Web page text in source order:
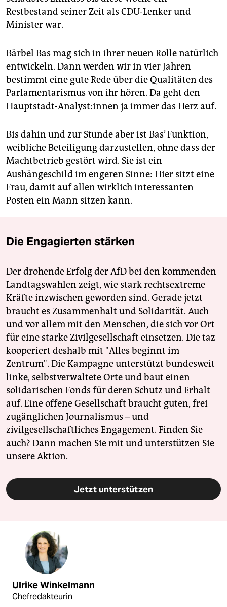
Restbestand seiner Zeit als CDU-Lenker und
Minister war.
Bärbel Bas mag sich in ihrer neuen Rolle natürlich
entwickeln. Dann werden wir in vier Jahren
bestimmt eine gute Rede über die Qualitäten des
Parlamentarismus von ihr hören. Da geht den
Hauptstadt-Analyst:innen ja immer das Herz auf.
Bis dahin und zur Stunde aber ist Bas’ Funktion,
weibliche Beteiligung darzustellen, ohne dass der
Machtbetrieb gestört wird. Sie ist ein
Aushängeschild im engeren Sinne: Hier sitzt eine
Frau, damit auf allen wirklich interessanten
Posten ein Mann sitzen kann.
Die Engagierten stärken
Der drohende Erfolg der AfD bei den kommenden
Landtagswahlen zeigt, wie stark rechtsextreme
Kräfte inzwischen geworden sind. Gerade jetzt
braucht es Zusammenhalt und Solidarität. Auch
und vor allem mit den Menschen, die sich vor Ort
für eine starke Zivilgesellschaft einsetzen. Die taz
kooperiert deshalb mit "Alles beginnt im
Zentrum". Die Kampagne unterstützt bundesweit
linke, selbstverwaltete Orte und baut einen
solidarischen Fonds für deren Schutz und Erhalt
auf. Eine offene Gesellschaft braucht guten, frei
zugänglichen Journalismus – und
zivilgesellschaftliches Engagement. Finden Sie
auch? Dann machen Sie mit und unterstützen Sie
unsere Aktion.
Jetzt unterstützen
Ulrike Winkelmann
Chefredakteurin